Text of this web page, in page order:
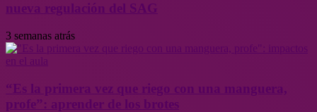
nueva regulación del SAG
3 semanas atrás
“Es la primera vez que riego con una manguera,
profe”: aprender de los brotes